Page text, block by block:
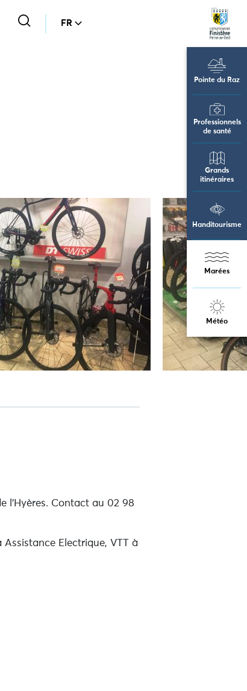
FR
Pointe du Raz
Professionnels
de santé
Grands
itinéraires
Handitourisme
Marées
Météo
l'Hyères. Contact au 02 98
Assistance Electrique, VTT à